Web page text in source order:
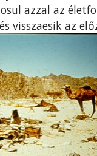
azzal az
visszaesik az